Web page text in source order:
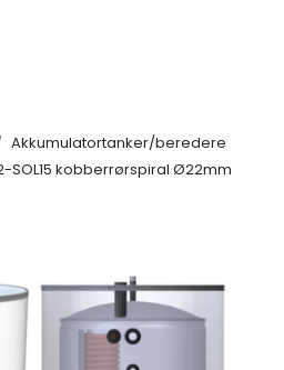
Akkumulatortanker/beredere
SOL15 kobberrørspiral Ø22mm